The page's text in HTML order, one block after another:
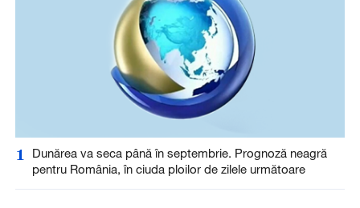
1
Dunărea va seca până în septembrie. Prognoză neagră
pentru România, în ciuda ploilor de zilele următoare